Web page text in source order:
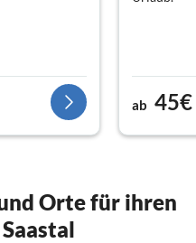
ab 45€
Orte für ihren